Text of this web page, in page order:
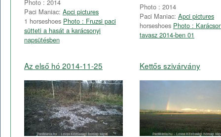
Photo : 2014
Paci Maniac: Apci pictures
1 horseshoes Photo : Fruzsi paci
sütteti a hasát a karácsonyi
napsütésben
Photo : 2014
Paci Maniac: Apci pictures
horseshoes Photo :
tavasz 2014-ben 01
Az első hó 2014-11-25 Kettős szivárvány